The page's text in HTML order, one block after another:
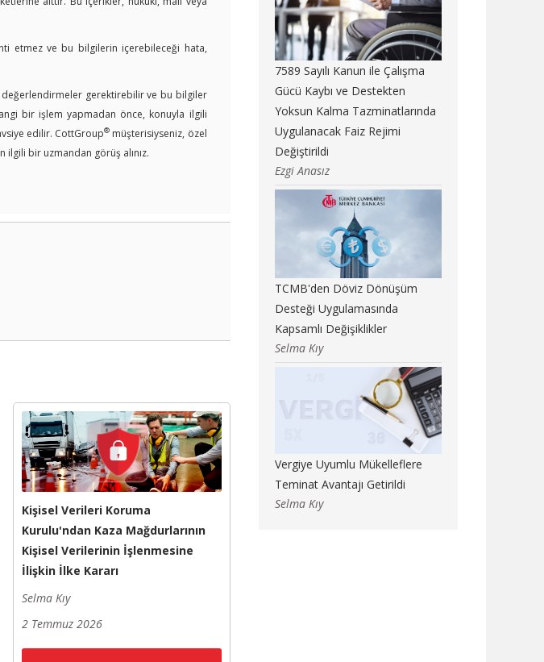
etmez ve bu bilgilerin içerebileceği hata,
değerlendirmeler gerektirebilir ve bu bilgiler
bir işlem yapmadan önce, konuyla ilgili
edilir. CottGroup® müşterisiyseniz, özel
ilgili bir uzmandan görüş alınız.
Kişisel Verileri Koruma
Kurulu'ndan Kaza Mağdurlarının
Kişisel Verilerinin İşlenmesine
İlişkin İlke Kararı
Selma Kıy
2 Temmuz 2026
7589 Sayılı Kanun ile Çalışma
Gücü Kaybı ve Destekten
Yoksun Kalma Tazminatlarında
Uygulanacak Faiz Rejimi
Değiştirildi
Ezgi Anasız
TCMB'den Döviz Dönüşüm
Desteği Uygulamasında
Kapsamlı Değişiklikler
Selma Kıy
Vergiye Uyumlu Mükelleflere
Teminat Avantajı Getirildi
Selma Kıy